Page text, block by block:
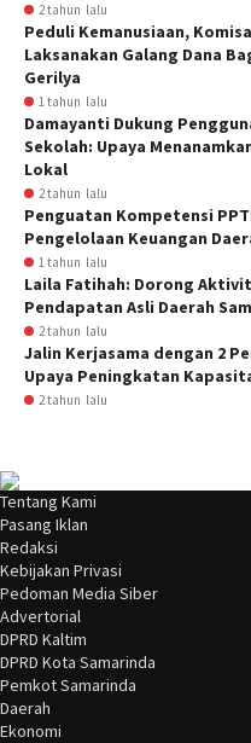
2 tahun lalu
Peduli Kemanusiaan,
Laksanakan Galang Dana
Gerilya
1 tahun lalu
Damayanti Dukung
Sekolah: Upaya
Lokal
2 tahun lalu
Penguatan Kompetensi
Pengelolaan Keuangan
1 tahun lalu
Laila Fatihah: Dorong
Pendapatan Asli Daerah
2 tahun lalu
Jalin Kerjasama dengan 2
Upaya Peningkatan
2 tahun lalu
Tentang Kami
Pasang Iklan
Redaksi
Kebijakan Privasi
Pedoman Media Siber
Advertorial
DPRD Kaltim
DPRD Kota Samarinda
Pemkot Samarinda
Daerah
Ekonomi